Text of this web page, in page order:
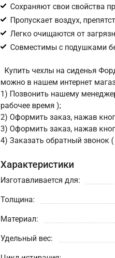
Сохраняют свои свойства
Пропускает воздух,
Легко очищаются от
Совместимы с подушками
Купить чехлы на сиденья
можно в нашем интернет
1) Позвонить нашему
рабочее время );
2) Оформить заказ, нажав
3) Оформить заказ, нажав
4) Заказать обратный звонок
Характеристики
Изготавливается для:
Толщина:
Материал:
Удельный вес: